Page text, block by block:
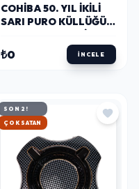
COHIBA 50. YIL İKILI
SARI PURO KÜLLÜĞÜ
₺0 İNCELE
SON 2!
HIZLI KARGO